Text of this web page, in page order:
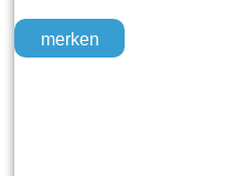
merken